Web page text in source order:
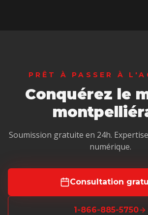
PRÊT À PASSER À
Conquérez le
Soumission gratuite en 24h.
numérique.
Consultation
1-866-885-5750